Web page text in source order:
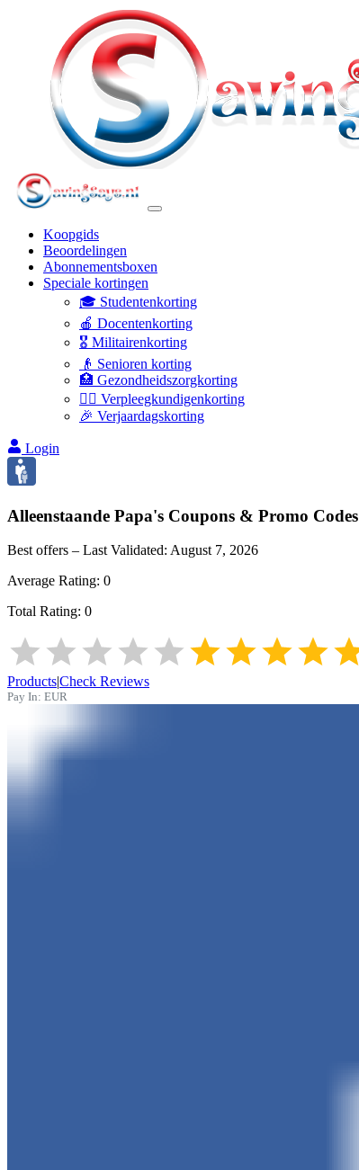
Koopgids
Beoordelingen
Abonnementsboxen
Speciale kortingen
🎓 Studentenkorting
🍎 Docentenkorting
🎖️ Militairenkorting
👴 Senioren korting
🏥 Gezondheidszorgkorting
👩‍⚕️ Verpleegkundigenkorting
🎉 Verjaardagskorting
Login
Alleenstaande Papa's Coupons & Promo Codes
Best offers – Last Validated: August 7, 2026
Average Rating: 0
Total Rating: 0
Products|Check Reviews
Pay In: EUR